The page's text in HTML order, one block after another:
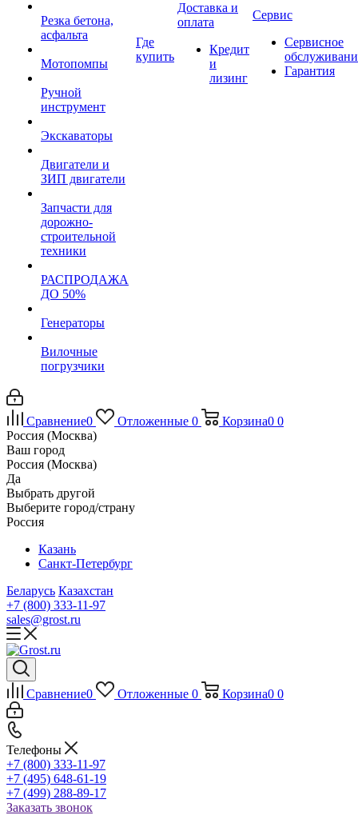
Резка бетона,
асфальта
Мотопомпы
Ручной
инструмент
Экскаваторы
Двигатели и
ЗИП двигатели
Запчасти для
дорожно-
строительной
техники
РАСПРОДАЖА
ДО 50%
Генераторы
Вилочные
погрузчики
Где
купить
Доставка и
оплата
Кредит
и
лизинг
Сервис
Сервисное
Гарантия
Сравнение0 Отложенные 0 Корзина0 0
Россия (Москва)
Ваш город
Россия (Москва)
Да
Выбрать другой
Выберите город/страну
Россия
Казань
Санкт-Петербург
Беларусь Казахстан
+7 (800) 333-11-97
sales@grost.ru
Сравнение0 Отложенные 0 Корзина0 0
Телефоны
+7 (800) 333-11-97
+7 (495) 648-61-19
+7 (499) 288-89-17
Заказать звонок